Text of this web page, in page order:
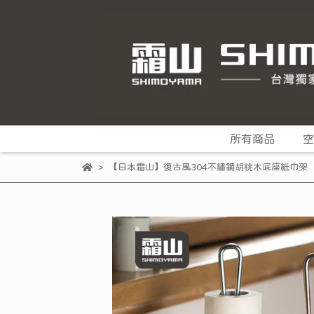
所有商品
【日本霜山】復古風304不鏽鋼胡桃木底座紙巾架